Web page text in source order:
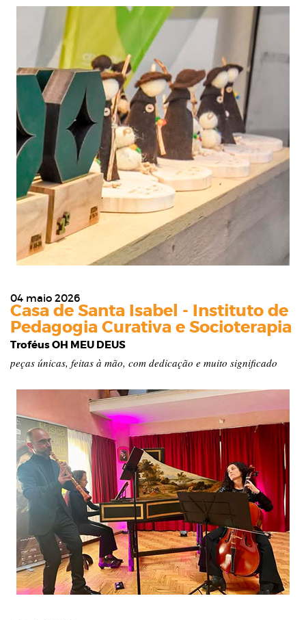
04 maio 2026
Casa de Santa Isabel - Instituto de
Pedagogia Curativa e Socioterapia
Troféus OH MEU DEUS
peças únicas, feitas à mão, com dedicação e muito significado